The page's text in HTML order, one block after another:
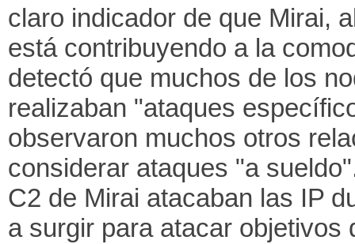
claro indicador de que Mirai,
está contribuyendo a la
detectó que muchos de los
realizaban "ataques
observaron muchos otros
considerar ataques "a
C2 de Mirai atacaban las IP
a surgir para atacar objetivos